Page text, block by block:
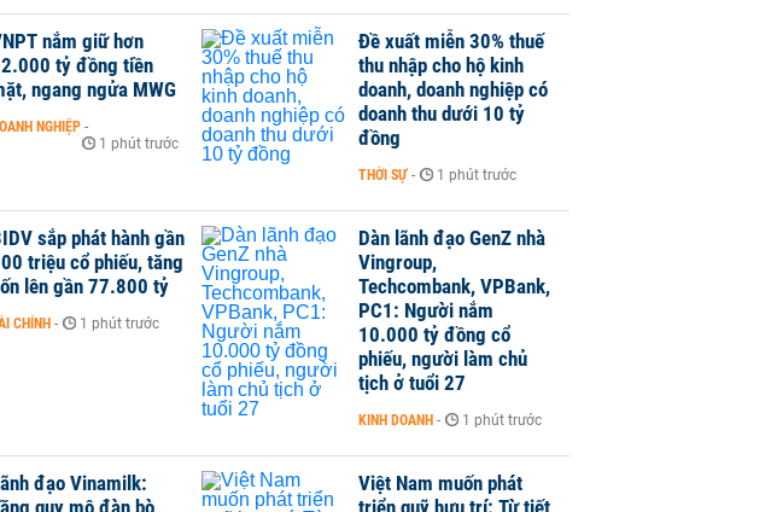
nắm giữ hơn
tỷ đồng tiền
ngang ngửa MWG
NGHIỆP -
1 phút trước
Đề xuất miễn 30% thuế
thu nhập cho hộ kinh
doanh, doanh nghiệp có
doanh thu dưới 10 tỷ
đồng
THỜI SỰ - 1 phút trước
sắp phát hành gần
triệu cổ phiếu, tăng
lên gần 77.800 tỷ
CHÍNH - 1 phút trước
Dàn lãnh đạo GenZ nhà
Vingroup,
Techcombank, VPBank,
PC1: Người nắm
10.000 tỷ đồng cổ
phiếu, người làm chủ
tịch ở tuổi 27
KINH DOANH - 1 phút trước
đạo Vinamilk:
quy mô đàn bò
Việt Nam muốn phát
triển quỹ hưu trí: Từ tiết